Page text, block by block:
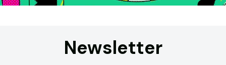
Newsletter